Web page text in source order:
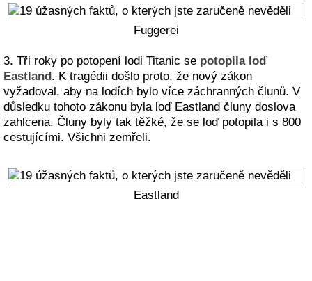
Fuggerei
3. Tři roky po potopení lodi Titanic se potopila loď
Eastland. K tragédii došlo proto, že nový zákon
vyžadoval, aby na lodích bylo více záchranných člunů. V
důsledku tohoto zákonu byla loď Eastland čluny doslova
zahlcena. Čluny byly tak těžké, že se loď potopila i s 800
cestujícími. Všichni zemřeli.
Eastland